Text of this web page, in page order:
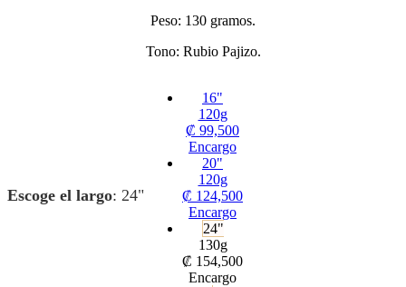
Peso: 130 gramos.
Tono: Rubio Pajizo.
Escoge el largo: 24"
16"
120g
₡ 99,500
Encargo
20"
120g
₡ 124,500
Encargo
24"
130g
₡ 154,500
Encargo